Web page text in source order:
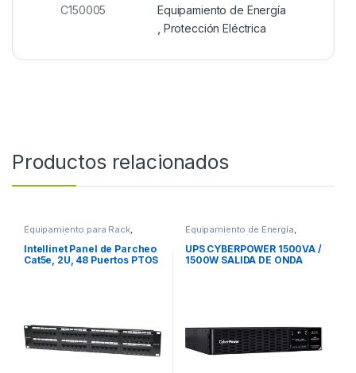
C150005
Equipamiento de Energía
Protección Eléctrica
Productos relacionados
Equipamiento para Rack,
Protección Eléctrica
Intellinet Panel de Parcheo
Cat5e, 2U, 48 Puertos PTOS
Equipamiento de Energía
Protección Eléctrica
UPS CYBERPOWER 1500VA /
1500W SALIDA DE ONDA